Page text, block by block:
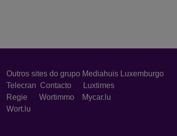
Outros sites do grupo Mediahuis Luxemburgo
Telecran Contacto
Luxtimes
Regie Wortimmo
Mycar.lu
Wort.lu